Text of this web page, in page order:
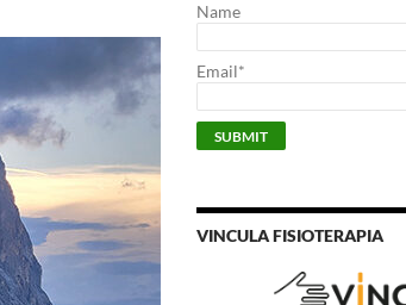
Name
Email*
VINCULA FISIOTERAPIA